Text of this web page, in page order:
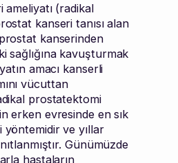
(radikal
kanseri tanısı alan
kanserinden
sağlığına kavuşturmak
amacı kanserli
vücuttan
prostatektomi
erken evresinde en sık
yöntemidir ve yıllar
Günümüzde
hastaların